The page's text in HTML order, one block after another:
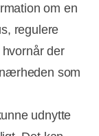
om en
regulere
der
som
udnytte